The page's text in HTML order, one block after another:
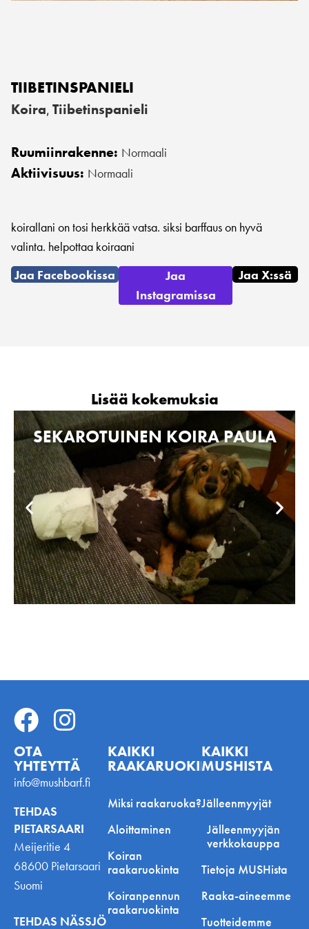
TIIBETINSPANIELI
Koira, Tiibetinspanieli
Ruumiinrakenne: Normaali
Aktiivisuus: Normaali
koirallani on tosi herkkää vatsa. siksi barffaus on hyvä
valinta. helpottaa koiraani
Jaa Facebookissa
Jaa
Instagramissa
Jaa X:ssä
Lisää kokemuksia
SEKAROTUINEN KOIRA PAULA
OTA
YHTEYTTÄ
info@mushbarf.fi
TEHDAS
PIETARSAARI
Meijeritie 4
68600 Pietarsaari
Suomi
TEHDAS NÄSSJÖ
KAIKKI
RAAKARUOKINNASTA
Miksi raakaruoka?
Aloittaminen
Koiran
raakaruokinta
Koiranpennun
raakaruokinta
KAIKKI
MUSHISTA
Jälleenmyyjät
Jälleenmyyjän
verkkokauppa
Tietoja MUSHista
Raaka-aineemme
Tuotteidemme